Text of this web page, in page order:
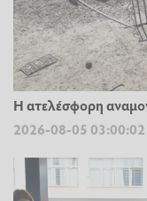
Η ατελέσφορη
2026-08-05 03:00:02